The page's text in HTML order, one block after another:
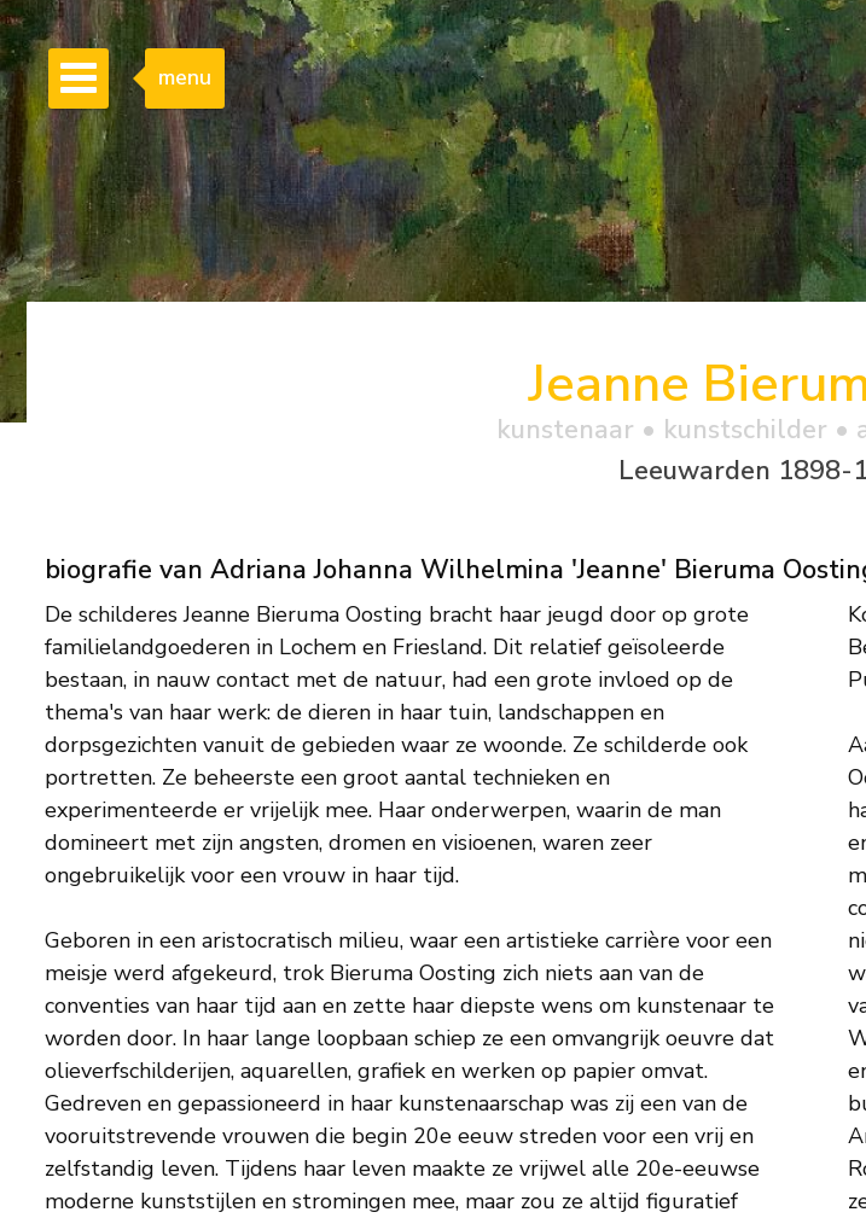
menu
Jeanne
kunstenaar • kunstschilder •
Leeuwarden 1898-
biografie van Adriana Johanna Wilhelmina 'Jeanne' Bieruma
De schilderes Jeanne Bieruma Oosting bracht haar jeugd door op grote
familielandgoederen in Lochem en Friesland. Dit relatief geïsoleerde
bestaan, in nauw contact met de natuur, had een grote invloed op de
thema's van haar werk: de dieren in haar tuin, landschappen en
dorpsgezichten vanuit de gebieden waar ze woonde. Ze schilderde ook
portretten. Ze beheerste een groot aantal technieken en
experimenteerde er vrijelijk mee. Haar onderwerpen, waarin de man
domineert met zijn angsten, dromen en visioenen, waren zeer
ongebruikelijk voor een vrouw in haar tijd.
Geboren in een aristocratisch milieu, waar een artistieke carrière voor een
meisje werd afgekeurd, trok Bieruma Oosting zich niets aan van de
conventies van haar tijd aan en zette haar diepste wens om kunstenaar te
worden door. In haar lange loopbaan schiep ze een omvangrijk oeuvre dat
olieverfschilderijen, aquarellen, grafiek en werken op papier omvat.
Gedreven en gepassioneerd in haar kunstenaarschap was zij een van de
vooruitstrevende vrouwen die begin 20e eeuw streden voor een vrij en
zelfstandig leven. Tijdens haar leven maakte ze vrijwel alle 20e-eeuwse
moderne kunststijlen en stromingen mee, maar zou ze altijd figuratief